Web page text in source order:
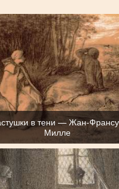
в тени — Жан-
Милле